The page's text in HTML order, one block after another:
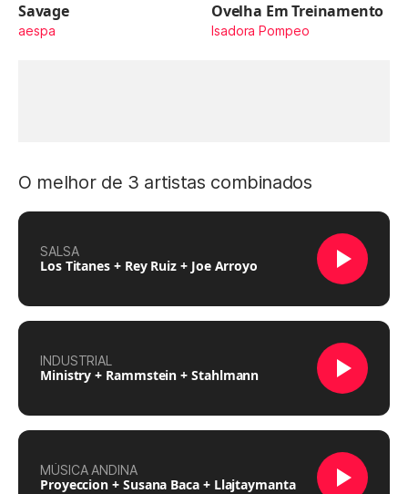
Savage
aespa
Ovelha Em Treinamento
Isadora Pompeo
O melhor de 3 artistas combinados
SALSA
Los Titanes + Rey Ruiz + Joe Arroyo
INDUSTRIAL
Ministry + Rammstein + Stahlmann
MÚSICA ANDINA
Proyeccion + Susana Baca + Llajtaymanta